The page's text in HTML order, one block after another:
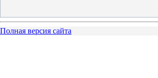
Полная версия сайта